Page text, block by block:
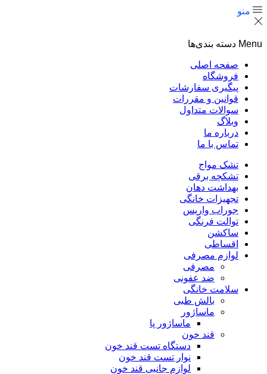
منو
Menu دسته بندی‌ها
صفحه اصلی
فروشگاه
پیگیری سفارشات
قوانین و مقررات
سوالات متداول
وبلاگ
درباره ما
تماس با ما
تشک مواج
تشکچه برقی
بهداشت دهان
تجهیزات خانگی
جوراب واریس
توالت فرنگی
ساکشن
اقساطی
لوازم مصرفی
مصرفی
ضد عفونی
سلامت خانگی
بالش طبی
ماساژور
ماساژور پا
قند خون
دستگاه تست قند خون
نوار تست قند خون
لوازم جانبی قند خون